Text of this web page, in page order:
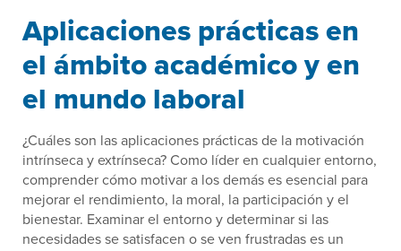
Aplicaciones prácticas en
el ámbito académico y en
el mundo laboral
¿Cuáles son las aplicaciones prácticas de la motivación
intrínseca y extrínseca? Como líder en cualquier entorno,
comprender cómo motivar a los demás es esencial para
mejorar el rendimiento, la moral, la participación y el
bienestar. Examinar el entorno y determinar si las
necesidades se satisfacen o se ven frustradas es un